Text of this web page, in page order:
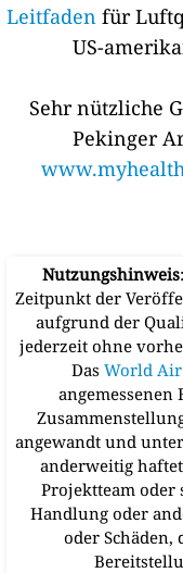
Leitfaden für
US-
Sehr nützliche
Pekinger
Nutzungshinweis
Zeitpunkt der
aufgrund der
jederzeit ohne
Das World
angewandt und
anderweitig
Projektteam oder
Handlung oder
oder